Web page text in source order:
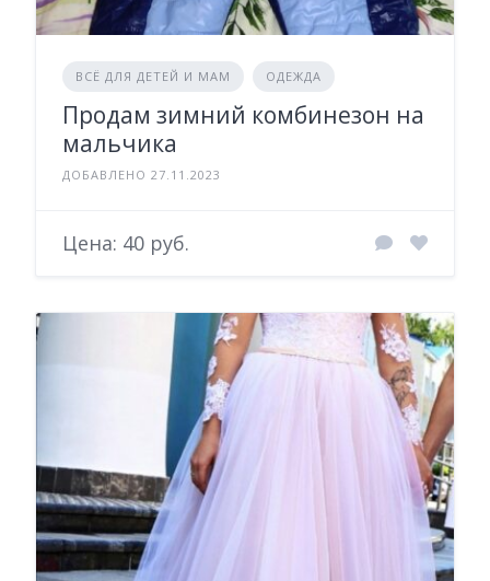
ВСЁ ДЛЯ ДЕТЕЙ И МАМ ОДЕЖДА
Продам зимний комбинезон на
мальчика
ДОБАВЛЕНО 27.11.2023
Цена: 40 руб.